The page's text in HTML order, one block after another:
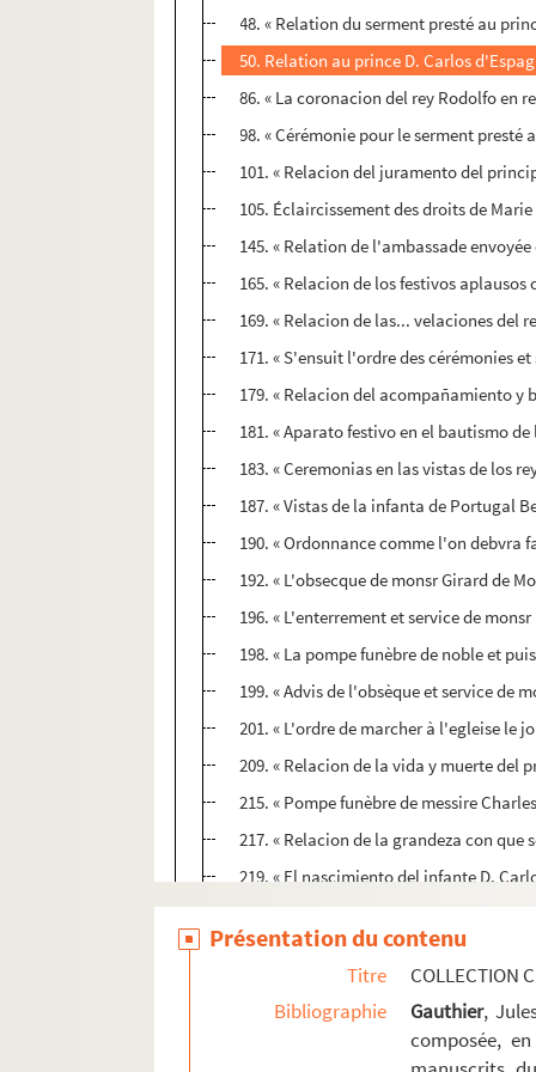
48. « Relation du serment presté au
50. Relation au prince D. Carlos
86. « La coronacion del rey Rodolfo en
98. « Cérémonie pour le serment
101. « Relacion del juramento del
105. Éclaircissement des droits de
145. « Relation de l'ambassade
165. « Relacion de los festivos
169. « Relacion de las... velaciones del
171. « S'ensuit l'ordre des cérémonies
179. « Relacion del acompañamiento
181. « Aparato festivo en el bautismo
183. « Ceremonias en las vistas de los
187. « Vistas de la infanta de Portugal
190. « Ordonnance comme l'on debvra
192. « L'obsecque de monsr Girard de
196. « L'enterrement et service de
198. « La pompe funèbre de noble et
199. « Advis de l'obsèque et service de
201. « L'ordre de marcher à l'egleise le
209. « Relacion de la vida y muerte del
215. « Pompe funèbre de messire
217. « Relacion de la grandeza con
219. « El nascimiento del infante D.
221. Présentation de la haquenée,
223. « Relacion de la llegada entrada,
228. « Ordonnance de la cérémonie à
232. « Advis pour tenir et célébrer la
247 v°. « ... me recommandant en
Présentation du contenu
Titre
COLLECTION
Bibliographie
Gauthier,
composée,